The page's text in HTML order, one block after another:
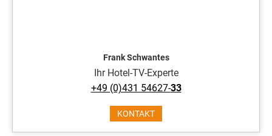
Frank Schwantes
Ihr Hotel-TV-Experte
+49 (0)431 54627-33
KONTAKT